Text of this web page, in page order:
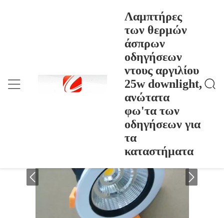
Λαμπτήρες
των θερμών
άσπρων
οδηγήσεων
ντους αργιλίου
25w downlight,
ανώτατα
φω'τα των
οδηγήσεων για
τα
καταστήματα
Λαμπτήρες Των Θερμών Άσπρων Οδηγήσεων Ντους
Αργιλίου 25w Downlight, Ανώτατα Φω'τα Των Οδηγ
Λαμπτήρες των θερμών άσπρων
οδηγήσεων ντους αργιλίου 25w
downlight, ανώτατα φω'τα των
οδηγήσεων για τα καταστήματα